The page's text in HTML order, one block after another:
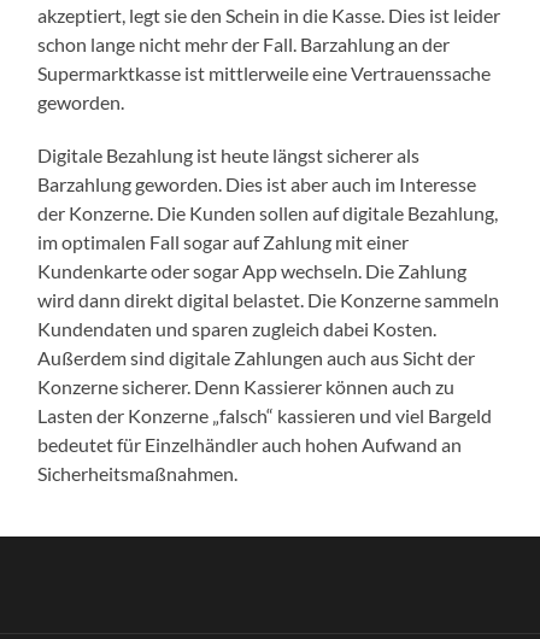
akzeptiert, legt sie den Schein in die Kasse. Dies ist leider
schon lange nicht mehr der Fall. Barzahlung an der
Supermarktkasse ist mittlerweile eine Vertrauenssache
geworden.
Digitale Bezahlung ist heute längst sicherer als
Barzahlung geworden. Dies ist aber auch im Interesse
der Konzerne. Die Kunden sollen auf digitale Bezahlung,
im optimalen Fall sogar auf Zahlung mit einer
Kundenkarte oder sogar App wechseln. Die Zahlung
wird dann direkt digital belastet. Die Konzerne sammeln
Kundendaten und sparen zugleich dabei Kosten.
Außerdem sind digitale Zahlungen auch aus Sicht der
Konzerne sicherer. Denn Kassierer können auch zu
Lasten der Konzerne „falsch“ kassieren und viel Bargeld
bedeutet für Einzelhändler auch hohen Aufwand an
Sicherheitsmaßnahmen.